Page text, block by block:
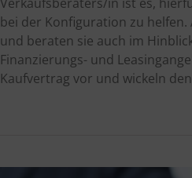
bei der Konfiguration zu
und beraten sie auch im
Finanzierungs- und
Kaufvertrag vor und wickeln